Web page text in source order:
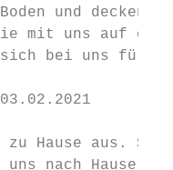
und decken
mit uns auf
bei uns für
Hause aus. Sie
uns nach Hause